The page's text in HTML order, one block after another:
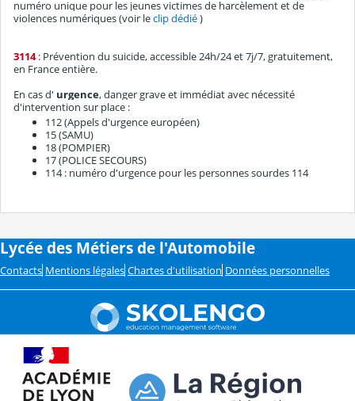
numéro unique pour les jeunes victimes de harcèlement et de
violences numériques (voir leclip dédié)
3114: Prévention du suicide, accessible 24h/24 et 7j/7, gratuitement,
en France entière.
En cas d' urgence, danger grave et immédiat avec nécessité
d'intervention sur place :
112 (Appels d'urgence européen)
15 (SAMU)
18 (POMPIER)
17 (POLICE SECOURS)
114 : numéro d'urgence pour les personnes sourdes 114
Lycée des Métiers de l'Automobile
Contacts Mentions légales Chartes d'utilisation Données personnelles